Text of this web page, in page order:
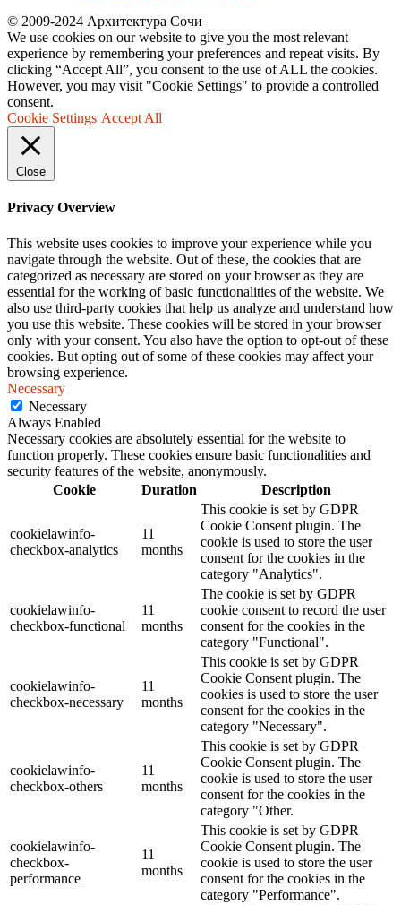
© 2009-2024 Архитектура Сочи
We use cookies on our website to give you the most relevant
experience by remembering your preferences and repeat visits. By
clicking “Accept All”, you consent to the use of ALL the cookies.
However, you may visit "Cookie Settings" to provide a controlled
consent.
Cookie Settings Accept All
Close
Privacy Overview
This website uses cookies to improve your experience while you
navigate through the website. Out of these, the cookies that are
categorized as necessary are stored on your browser as they are
essential for the working of basic functionalities of the website. We
also use third-party cookies that help us analyze and understand how
you use this website. These cookies will be stored in your browser
only with your consent. You also have the option to opt-out of these
cookies. But opting out of some of these cookies may affect your
browsing experience.
Necessary
Necessary
Always Enabled
Necessary cookies are absolutely essential for the website to
function properly. These cookies ensure basic functionalities and
security features of the website, anonymously.
Cookie
Duration Description
cookielawinfo-
checkbox-analytics
11
months
This cookie is set by GDPR
Cookie Consent plugin. The
cookie is used to store the user
consent for the cookies in the
category "Analytics".
cookielawinfo-
checkbox-functional
11
months
The cookie is set by GDPR
cookie consent to record the user
consent for the cookies in the
category "Functional".
cookielawinfo-
checkbox-necessary
11
months
This cookie is set by GDPR
Cookie Consent plugin. The
cookies is used to store the user
consent for the cookies in the
category "Necessary".
cookielawinfo-
checkbox-others
11
months
This cookie is set by GDPR
Cookie Consent plugin. The
cookie is used to store the user
consent for the cookies in the
category "Other.
cookielawinfo-
checkbox-
performance
11
months
This cookie is set by GDPR
Cookie Consent plugin. The
cookie is used to store the user
consent for the cookies in the
category "Performance".